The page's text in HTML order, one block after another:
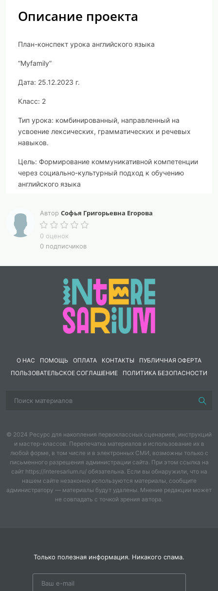
Описание проекта
План-конспект урока английского языка
“Myfamily”
Дата: 25.12.2023 г.
Класс: 2
Тип урока: комбинированный, направленный на
усвоение лексических, грамматических и речевых
навыков.
Цель: Формирование коммуникативной компетенции
через социально-культурный подход к обучению
английского языка
Образовательные:
Введение лексики по теме: «семья», Личные
местоимения “
Введение учащихся в языковую атмосферу.
Расширение общего и лингвистического кругозора.
Обеспечение коммуникативной направленности
Развивающие:
Активизация наблюдательных навыков.
Развитие речи и воображения.
Развитие готовности вступить в иноязычное общение.
Воспитательные:
Повышение уровня мотивации к изучению,
повседневной жизни.
Воспитание бережного отношения к собственной и
иноязычной культуре.
Автор Софья Григорьевна Егорова
0 оценок
0 подписчиков
О НАС ПОМОЩЬ ОПЛАТА КОНТАКТЫ
ПУБЛИЧНАЯ ОФЕРТА
ПОЛЬЗОВАТЕЛЬСКОЕ СОГЛАШЕНИЕ
ПОЛИТИКА БЕЗОПАСНОСТИ
© 2024 Ресурс для накопления первоклассных сценариев, инструкций
и мастер-классов. Перепечатка материалов и использование их в
любой форме, в том числе и в электронных СМИ, возможны только с
письменного разрешения администрации сайта. При этом ссылка на
сайт https://interesarium.ru/ обязательна. Если вы обнаружили, что на
нашем сайте незаконно используются материалы, сообщите
администратору — материалы будут удалены. Мнение редакции может
не совпадать с точкой зрения автора.
Только полезная информация. Никакого спама.